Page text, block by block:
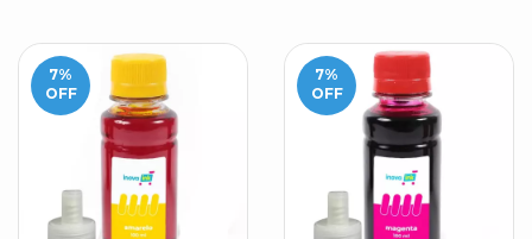
7%
OFF
7%
OFF